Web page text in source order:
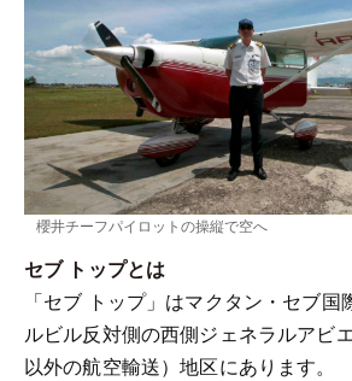
櫻井チーフパイロットの操縦で空へ
セブ トップとは
「セブ トップ」はマクタン・セブ国
ルビル反対側の西側ジェネラルアビ
以外の航空輸送）地区にあります。